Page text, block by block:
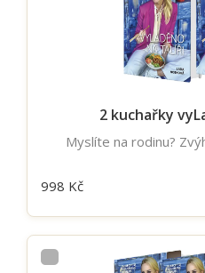
2 kuchařky
Myslíte na rodinu?
998 Kč